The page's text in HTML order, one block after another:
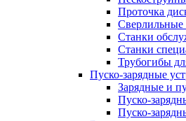
Проточка
Сверлильные
Станки
Станки
Трубогибы
Пуско-зарядные
Зарядные и
Пуско-
Пуско-